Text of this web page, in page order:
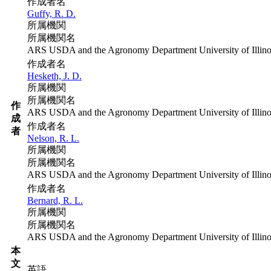
作
成
者
Guffy, R. D.
所属機関
所属機関名
ARS USDA and the Agronomy Department University of
作成者名
Hesketh, J. D.
所属機関
所属機関名
ARS USDA and the Agronomy Department University of
作成者名
Nelson, R. L.
所属機関
所属機関名
ARS USDA and the Agronomy Department University of
作成者名
Bernard, R. L.
所属機関
所属機関名
ARS USDA and the Agronomy Department University of
本
文